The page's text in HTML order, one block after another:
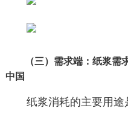
（三）需求端：纸浆需
中国
纸浆消耗的主要用